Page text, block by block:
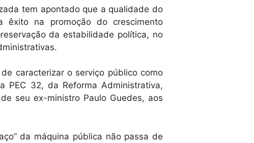
tem apontado que a qualidade do
êxito na promoção do crescimento
da estabilidade política, no
caracterizar o serviço público como
PEC 32, da Reforma Administrativa,
seu ex-ministro Paulo Guedes, aos
da máquina pública não passa de